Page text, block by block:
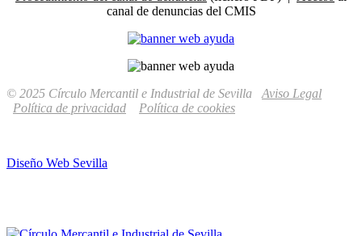
canal de denuncias del CMIS
© 2025 Círculo Mercantil e Industrial de Sevilla Aviso Legal
Política de privacidad
Política de cookies
Diseño Web Sevilla